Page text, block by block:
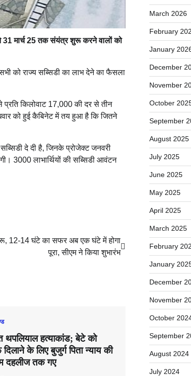
31 मार्च 25 तक संयंत्र शुरू करने वालों को
को राज्य सब्सिडी का लाभ देने का फैसला
किलोवाट 17,000 की दर से तीन
को हुई कैबिनेट में तय हुआ है कि जितने
दे दी है, जिनके प्रोजेक्ट जनवरी
3000 लाभार्थियों की सब्सिडी आवंटन
12-14 घंटे का सफर अब एक घंटे में होगा
पूरा, सीएम ने किया शुभारंभ
थपलियाल हत्याकांड; बेटे को
के लिए बुजुर्ग पिता न्याय की
दहलीज तक गए
March 2026
February
January
December
November
October
September
August 2025
July 2025
June 2025
May 2025
April 2025
March 2025
February
January
December
November
October
September
August 2024
July 2024